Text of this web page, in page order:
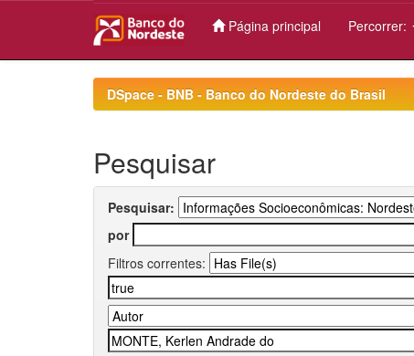
Página principal Percorrer:
DSpace - BNB - Banco do Nordeste do Brasil
Pesquisar
Pesquisar:
por
Filtros correntes: